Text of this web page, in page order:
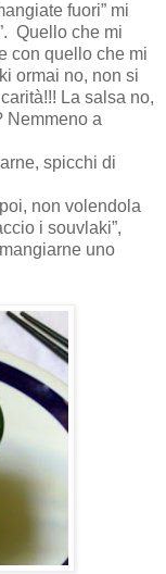
fuori” mi
Quello che mi
con quello che mi
ormai no, non si
La salsa no,
Nemmeno a
spicchi di
non volendola
i souvlaki”,
uno